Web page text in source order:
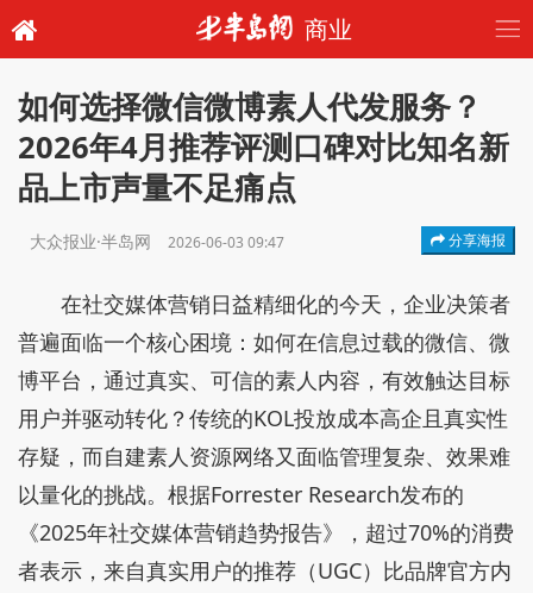
商业
如何选择微信微博素人代发服务？
2026年4月推荐评测口碑对比知名新
品上市声量不足痛点
大众报业·半岛网 2026-06-03 09:47 分享海报
在社交媒体营销日益精细化的今天，企业决策者
普遍面临一个核心困境：如何在信息过载的微信、微
博平台，通过真实、可信的素人内容，有效触达目标
用户并驱动转化？传统的KOL投放成本高企且真实性
存疑，而自建素人资源网络又面临管理复杂、效果难
以量化的挑战。根据Forrester Research发布的
《2025年社交媒体营销趋势报告》，超过70%的消费
者表示，来自真实用户的推荐（UGC）比品牌官方内